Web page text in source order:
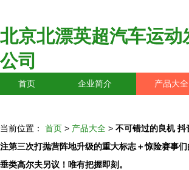
北京北漂英超汽车运动
公司
首页 企业简介 产品大全
当前位置： 首页 > 产品大全 > 不可错过的良机
注第三次打抛营阵地升级的重大标志＋惊险赛事
垂类高尔夫另议！唯有把握即刻。